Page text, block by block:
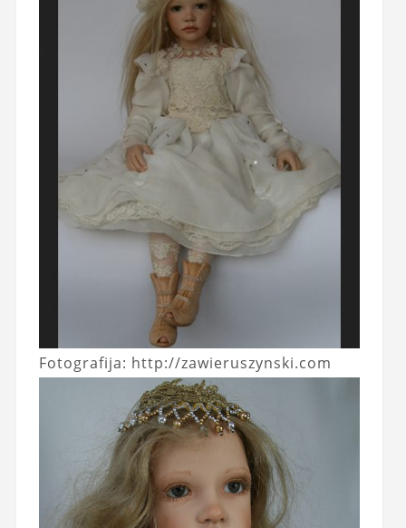
Fotografija: http://zawieruszynski.com